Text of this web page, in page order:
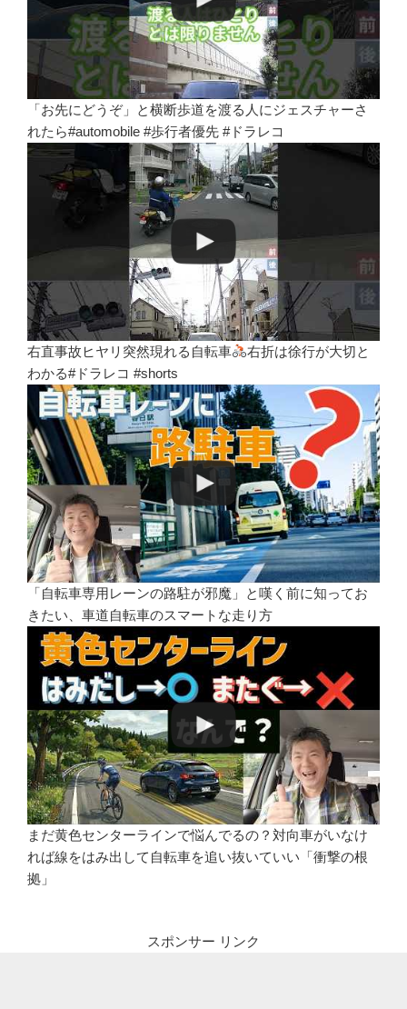
「お先にどうぞ」と横断歩道を渡る人にジェスチャーさ
れたら#automobile #歩行者優先 #ドラレコ
右直事故ヒヤリ突然現れる自転車
右折は徐行が大切と
わかる#ドラレコ #shorts
「自転車専用レーンの路駐が邪魔」と嘆く前に知ってお
きたい、車道自転車のスマートな走り方
まだ黄色センターラインで悩んでるの？対向車がいなけ
れば線をはみ出して自転車を追い抜いていい「衝撃の根
拠」
スポンサー リンク